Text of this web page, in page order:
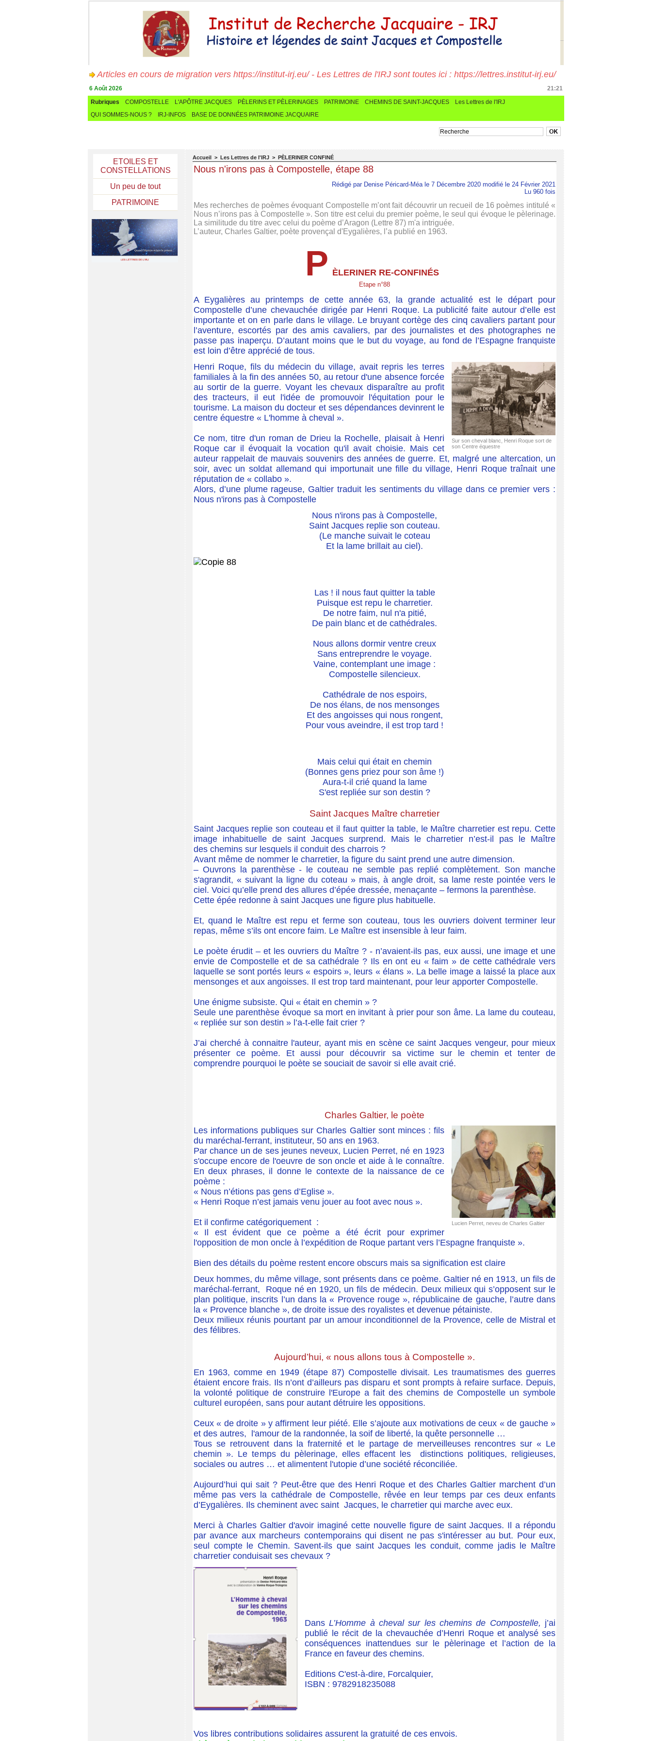
Articles en cours de migration vers https://institut-irj.eu/ - Les Lettres de l'IRJ sont toutes ici : https://lettres.institut-irj.eu/
6 Août 2026
21:21
Rubriques
COMPOSTELLE L'APÔTRE JACQUES PÈLERINS ET PÈLERINAGES PATRIMOINE CHEMINS DE SAINT-JACQUES
Les Lettres de l'IRJ
QUI SOMMES-NOUS ?
IRJ-INFOS BASE DE DONNÉES PATRIMOINE JACQUAIRE
ETOILES ET
CONSTELLATIONS
Un peu de tout
PATRIMOINE
Accueil > Les Lettres de l'IRJ > PÈLERINER CONFINÉ
Nous n'irons pas à Compostelle, étape 88
Rédigé par Denise Péricard-Méa le 7 Décembre 2020 modifié le 24 Février 2021
Lu 960 fois
Mes recherches de poèmes évoquant Compostelle m’ont fait découvrir un recueil de 16 poèmes intitulé «
Nous n’irons pas à Compostelle ». Son titre est celui du premier poème, le seul qui évoque le pèlerinage.
La similitude du titre avec celui du poème d’Aragon (Lettre 87) m'a intriguée.
L’auteur, Charles Galtier, poète provençal d'Eygalières, l’a publié en 1963.
P ÈLERINER RE-CONFINÉS
Etape n°88
A Eygalières au printemps de cette année 63, la grande actualité est le départ pour
Compostelle d’une chevauchée dirigée par Henri Roque. La publicité faite autour d’elle est
importante et on en parle dans le village. Le bruyant cortège des cinq cavaliers partant pour
l’aventure, escortés par des amis cavaliers, par des journalistes et des photographes ne
passe pas inaperçu. D’autant moins que le but du voyage, au fond de l’Espagne franquiste
est loin d’être apprécié de tous.
Sur son cheval blanc, Henri Roque sort de
son Centre équestre
Henri Roque, fils du médecin du village, avait repris les terres
familiales à la fin des années 50, au retour d'une absence forcée
au sortir de la guerre. Voyant les chevaux disparaître au profit
des tracteurs, il eut l'idée de promouvoir l'équitation pour le
tourisme. La maison du docteur et ses dépendances devinrent le
centre équestre « L'homme à cheval ».
Ce nom, titre d'un roman de Drieu la Rochelle, plaisait à Henri
Roque car il évoquait la vocation qu'il avait choisie. Mais cet
auteur rappelait de mauvais souvenirs des années de guerre. Et, malgré une altercation, un
soir, avec un soldat allemand qui importunait une fille du village, Henri Roque traînait une
réputation de « collabo ».
Alors, d’une plume rageuse, Galtier traduit les sentiments du village dans ce premier vers :
Nous n'irons pas à Compostelle
Nous n'irons pas à Compostelle,
Saint Jacques replie son couteau.
(Le manche suivait le coteau
Et la lame brillait au ciel).
Las ! il nous faut quitter la table
Puisque est repu le charretier.
De notre faim, nul n'a pitié,
De pain blanc et de cathédrales.
​Nous allons dormir ventre creux
Sans entreprendre le voyage.
Vaine, contemplant une image :
Compostelle silencieux.
Cathédrale de nos espoirs,
De nos élans, de nos mensonges
Et des angoisses qui nous rongent,
Pour vous aveindre, il est trop tard !
Mais celui qui était en chemin
(Bonnes gens priez pour son âme !)
Aura-t-il crié quand la lame
S'est repliée sur son destin ?
Saint Jacques Maître charretier
Saint Jacques replie son couteau et il faut quitter la table, le Maître charretier est repu. Cette
image inhabituelle de saint Jacques surprend. Mais le charretier n’est-il pas le Maître
des chemins sur lesquels il conduit des charrois ?
Avant même de nommer le charretier, la figure du saint prend une autre dimension.
– Ouvrons la parenthèse - le couteau ne semble pas replié complètement. Son manche
s'agrandit, « suivant la ligne du coteau » mais, à angle droit, sa lame reste pointée vers le
ciel. Voici qu’elle prend des allures d’épée dressée, menaçante – fermons la parenthèse.
Cette épée redonne à saint Jacques une figure plus habituelle.
Et, quand le Maître est repu et ferme son couteau, tous les ouvriers doivent terminer leur
repas, même s’ils ont encore faim. Le Maître est insensible à leur faim.
Le poète érudit – et les ouvriers du Maître ? - n’avaient-ils pas, eux aussi, une image et une
envie de Compostelle et de sa cathédrale ? Ils en ont eu « faim » de cette cathédrale vers
laquelle se sont portés leurs « espoirs », leurs « élans ». La belle image a laissé la place aux
mensonges et aux angoisses. Il est trop tard maintenant, pour leur apporter Compostelle.
Une énigme subsiste. Qui « était en chemin » ?
Seule une parenthèse évoque sa mort en invitant à prier pour son âme. La lame du couteau,
« repliée sur son destin » l’a-t-elle fait crier ?
J’ai cherché à connaitre l'auteur, ayant mis en scène ce saint Jacques vengeur, pour mieux
présenter ce poème. Et aussi pour découvrir sa victime sur le chemin et tenter de
comprendre pourquoi le poète se souciait de savoir si elle avait crié.
Charles Galtier, le poète
Lucien Perret, neveu de Charles Galtier
Les informations publiques sur Charles Galtier sont minces : fils
du maréchal-ferrant, instituteur, 50 ans en 1963.
Par chance un de ses jeunes neveux, Lucien Perret, né en 1923
s'occupe encore de l'oeuvre de son oncle et aide à le connaître.
En deux phrases, il donne le contexte de la naissance de ce
poème :
« Nous n’étions pas gens d’Eglise ».
« Henri Roque n’est jamais venu jouer au foot avec nous ».
Et il confirme catégoriquement :
« Il est évident que ce poème a été écrit pour exprimer
l'opposition de mon oncle à l’expédition de Roque partant vers l’Espagne franquiste ».
Bien des détails du poème restent encore obscurs mais sa signification est claire
Deux hommes, du même village, sont présents dans ce poème. Galtier né en 1913, un fils de
maréchal-ferrant, Roque né en 1920, un fils de médecin. Deux milieux qui s’opposent sur le
plan politique, inscrits l’un dans la « Provence rouge », républicaine de gauche, l’autre dans
la « Provence blanche », de droite issue des royalistes et devenue pétainiste.
Deux milieux réunis pourtant par un amour inconditionnel de la Provence, celle de Mistral et
des félibres.
Aujourd’hui, « nous allons tous à Compostelle ».
En 1963, comme en 1949 (étape 87) Compostelle divisait. Les traumatismes des guerres
étaient encore frais. Ils n’ont d’ailleurs pas disparu et sont prompts à refaire surface. Depuis,
la volonté politique de construire l'Europe a fait des chemins de Compostelle un symbole
culturel européen, sans pour autant détruire les oppositions.
Ceux « de droite » y affirment leur piété. Elle s’ajoute aux motivations de ceux « de gauche »
et des autres, l'amour de la randonnée, la soif de liberté, la quête personnelle …
Tous se retrouvent dans la fraternité et le partage de merveilleuses rencontres sur « Le
chemin ». Le temps du pèlerinage, elles effacent les distinctions politiques, religieuses,
sociales ou autres … et alimentent l'utopie d’une société réconciliée.
Aujourd’hui qui sait ? Peut-être que des Henri Roque et des Charles Galtier marchent d’un
même pas vers la cathédrale de Compostelle, rêvée en leur temps par ces deux enfants
d’Eygalières. Ils cheminent avec saint Jacques, le charretier qui marche avec eux.
Merci à Charles Galtier d'avoir imaginé cette nouvelle figure de saint Jacques. Il a répondu
par avance aux marcheurs contemporains qui disent ne pas s'intéresser au but. Pour eux,
seul compte le Chemin. Savent-ils que saint Jacques les conduit, comme jadis le Maître
charretier conduisait ses chevaux ?
DansL’Homme à cheval sur les chemins de Compostelle, j’ai
publié le récit de la chevauchée d’Henri Roque et analysé ses
conséquences inattendues sur le pèlerinage et l’action de la
France en faveur des chemins.
Editions C'est-à-dire, Forcalquier,
ISBN : 9782918235088
Vos libres contributions solidaires assurent la gratuité de ces envois.